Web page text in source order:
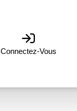
Connectez-Vous